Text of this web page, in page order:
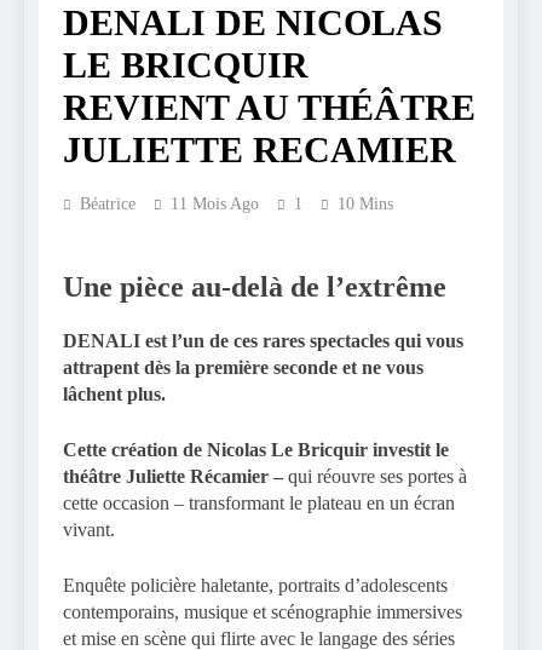
DENALI DE NICOLAS
LE BRICQUIR
REVIENT AU THÉÂTRE
JULIETTE RECAMIER
Béatrice 11 Mois Ago 1 10 Mins
Une pièce au-delà de l’extrême
DENALI est l’un de ces rares spectacles qui vous
attrapent dès la première seconde et ne vous
lâchent plus.
Cette création de Nicolas Le Bricquir investit le
théâtre Juliette Récamier – qui réouvre ses portes à
cette occasion – transformant le plateau en un écran
vivant.
Enquête policière haletante, portraits d’adolescents
contemporains, musique et scénographie immersives
et mise en scène qui flirte avec le langage des séries